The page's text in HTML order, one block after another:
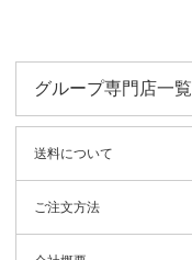
グループ専門店一覧
送料について
ご注文方法